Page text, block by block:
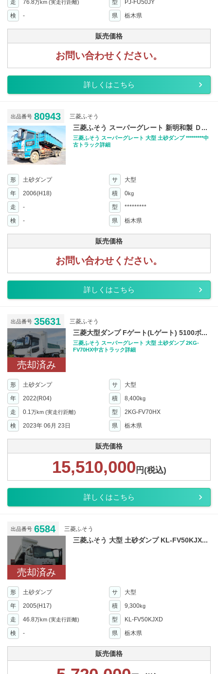
走 76.8万km (実走行距離) 型
PJ-FU50JY
検
- 県 栃木県
販売価格
お問い合わせください。
詳しくはこちら
出品番号 80943 三菱ふそう
三菱ふそう スーパーグレート 新明和製 Ｄ...
三菱ふそう スーパーグレート 大型 土砂ダンプ *********中
古トラック詳細
形 土砂ダンプ サ
大型
年
2006(H18) 積 0kg
走 - 型
*********
検
- 県 栃木県
販売価格
お問い合わせください。
詳しくはこちら
出品番号 35631 三菱ふそう
売却済み
三菱大型ダンプ Fゲート(Lゲート) 5100ボ...
三菱ふそう スーパーグレート 大型 土砂ダンプ 2KG-
FV70HX中古トラック詳細
形 土砂ダンプ サ
大型
年
2022(R04) 積 8,400kg
走 0.1万km (実走行距離) 型
2KG-FV70HX
検
2023年 06月 23日 県 栃木県
販売価格
15,510,000 円(税込)
詳しくはこちら
出品番号 6584 三菱ふそう
売却済み
三菱ふそう 大型 土砂ダンプ KL-FV50KJX...
形 土砂ダンプ サ
大型
年
2005(H17) 積 9,300kg
走 46.8万km (実走行距離) 型
KL-FV50KJXD
検
- 県 栃木県
販売価格